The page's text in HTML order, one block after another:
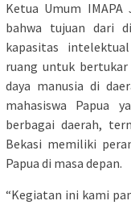
Ketua Umum IMAPA
bahwa tujuan dari
kapasitas
ruang untuk
daya manusia di
mahasiswa Papua
berbagai daerah,
Bekasi memiliki
Papua di masa depan.
“Kegiatan ini kami